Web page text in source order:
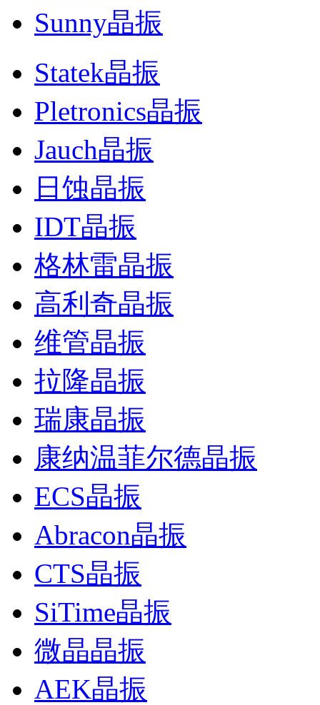
Sunny晶振
Statek晶振
Pletronics晶振
Jauch晶振
日蚀晶振
IDT晶振
格林雷晶振
高利奇晶振
维管晶振
拉隆晶振
瑞康晶振
康纳温菲尔德晶振
ECS晶振
Abracon晶振
CTS晶振
SiTime晶振
微晶晶振
AEK晶振